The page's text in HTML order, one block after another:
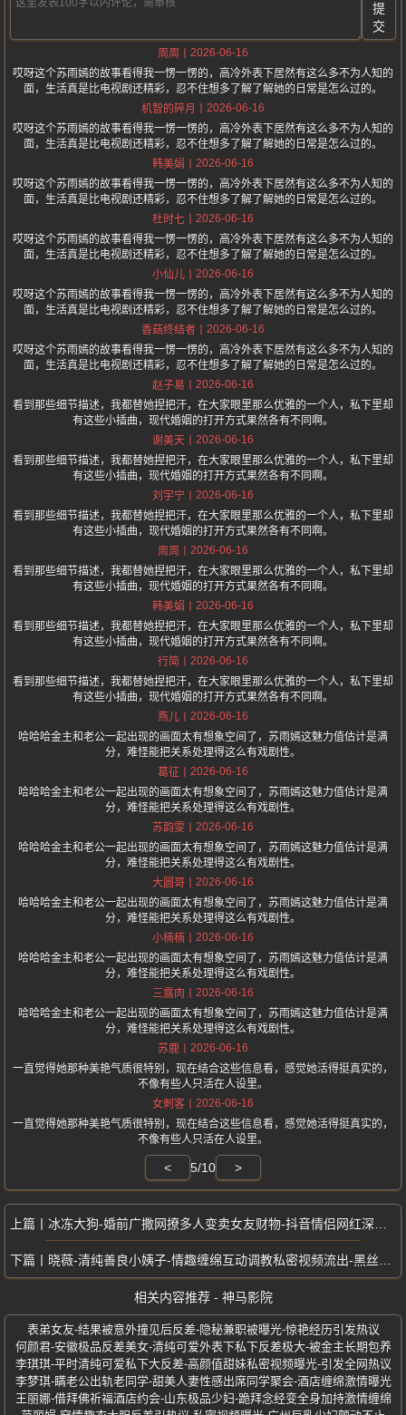
提
交
周周
2026-06-16
哎呀这个苏雨嫣的故事看得我一愣一愣的，高冷外表下居然有这么多不为人知的
面，生活真是比电视剧还精彩，忍不住想多了解了解她的日常是怎么过的。
机智的碎月
2026-06-16
哎呀这个苏雨嫣的故事看得我一愣一愣的，高冷外表下居然有这么多不为人知的
面，生活真是比电视剧还精彩，忍不住想多了解了解她的日常是怎么过的。
韩美娟
2026-06-16
哎呀这个苏雨嫣的故事看得我一愣一愣的，高冷外表下居然有这么多不为人知的
面，生活真是比电视剧还精彩，忍不住想多了解了解她的日常是怎么过的。
杜时七
2026-06-16
哎呀这个苏雨嫣的故事看得我一愣一愣的，高冷外表下居然有这么多不为人知的
面，生活真是比电视剧还精彩，忍不住想多了解了解她的日常是怎么过的。
小仙儿
2026-06-16
哎呀这个苏雨嫣的故事看得我一愣一愣的，高冷外表下居然有这么多不为人知的
面，生活真是比电视剧还精彩，忍不住想多了解了解她的日常是怎么过的。
香菇终结者
2026-06-16
哎呀这个苏雨嫣的故事看得我一愣一愣的，高冷外表下居然有这么多不为人知的
面，生活真是比电视剧还精彩，忍不住想多了解了解她的日常是怎么过的。
赵子易
2026-06-16
看到那些细节描述，我都替她捏把汗，在大家眼里那么优雅的一个人，私下里却
有这些小插曲，现代婚姻的打开方式果然各有不同啊。
谢美天
2026-06-16
看到那些细节描述，我都替她捏把汗，在大家眼里那么优雅的一个人，私下里却
有这些小插曲，现代婚姻的打开方式果然各有不同啊。
刘宇宁
2026-06-16
看到那些细节描述，我都替她捏把汗，在大家眼里那么优雅的一个人，私下里却
有这些小插曲，现代婚姻的打开方式果然各有不同啊。
周周
2026-06-16
看到那些细节描述，我都替她捏把汗，在大家眼里那么优雅的一个人，私下里却
有这些小插曲，现代婚姻的打开方式果然各有不同啊。
韩美娟
2026-06-16
看到那些细节描述，我都替她捏把汗，在大家眼里那么优雅的一个人，私下里却
有这些小插曲，现代婚姻的打开方式果然各有不同啊。
行简
2026-06-16
看到那些细节描述，我都替她捏把汗，在大家眼里那么优雅的一个人，私下里却
有这些小插曲，现代婚姻的打开方式果然各有不同啊。
燕儿
2026-06-16
哈哈哈金主和老公一起出现的画面太有想象空间了，苏雨嫣这魅力值估计是满
分，难怪能把关系处理得这么有戏剧性。
葛征
2026-06-16
哈哈哈金主和老公一起出现的画面太有想象空间了，苏雨嫣这魅力值估计是满
分，难怪能把关系处理得这么有戏剧性。
苏韵雯
2026-06-16
哈哈哈金主和老公一起出现的画面太有想象空间了，苏雨嫣这魅力值估计是满
分，难怪能把关系处理得这么有戏剧性。
大圆哥
2026-06-16
哈哈哈金主和老公一起出现的画面太有想象空间了，苏雨嫣这魅力值估计是满
分，难怪能把关系处理得这么有戏剧性。
小楠楠
2026-06-16
哈哈哈金主和老公一起出现的画面太有想象空间了，苏雨嫣这魅力值估计是满
分，难怪能把关系处理得这么有戏剧性。
三露肉
2026-06-16
哈哈哈金主和老公一起出现的画面太有想象空间了，苏雨嫣这魅力值估计是满
分，难怪能把关系处理得这么有戏剧性。
苏鹿
2026-06-16
一直觉得她那种美艳气质很特别，现在结合这些信息看，感觉她活得挺真实的，
不像有些人只活在人设里。
女刺客
2026-06-16
一直觉得她那种美艳气质很特别，现在结合这些信息看，感觉她活得挺真实的，
不像有些人只活在人设里。
< 5/10 >
冰冻大狗-婚前广撒网撩多人变卖女友财物-抖音情侣网红深情男友真面目曝光
晓薇-清纯善良小姨子-情趣缠绵互动调教私密视频流出-黑丝热舞诱惑姐夫
相关内容推荐 - 神马影院
表弟女友-结果被意外撞见后反差-隐秘兼职被曝光-惊艳经历引发热议
何颜君-安徽极品反差美女-清纯可爱外表下私下反差极大-被金主长期包养
李琪琪-平时清纯可爱私下大反差-高颜值甜妹私密视频曝光-引发全网热议
李梦琪-瞒老公出轨老同学-甜美人妻性感出席同学聚会-酒店缠绵激情曝光
王丽娜-借拜佛祈福酒店约会-山东极品少妇-跪拜念经变全身加持激情缠绵